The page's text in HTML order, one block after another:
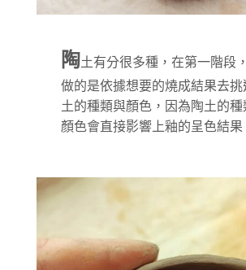
土有分很多種，在第一階段
土的種類與顏色，因為陶土的種
顏色會直接影響上釉的呈色結果